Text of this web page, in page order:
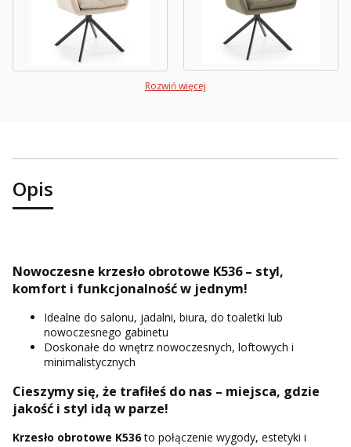
Rozwiń więcej
Opis
Nowoczesne krzesło obrotowe K536 – styl,
komfort i funkcjonalność w jednym!
Idealne do salonu, jadalni, biura, do toaletki lub
nowoczesnego gabinetu
Doskonałe do wnętrz nowoczesnych, loftowych i
minimalistycznych
Cieszymy się, że trafiłeś do nas – miejsca, gdzie
jakość i styl idą w parze!
Krzesło obrotowe K536to połączenie wygody, estetyki i